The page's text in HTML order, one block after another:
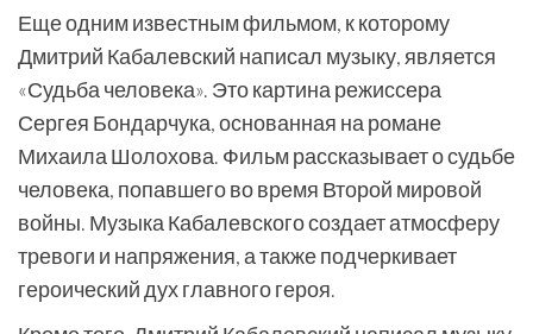
Еще одним известным фильмом, к которому
Дмитрий Кабалевский написал музыку, является
«Судьба человека». Это картина режиссера
Сергея Бондарчука, основанная на романе
Михаила Шолохова. Фильм рассказывает о судьбе
человека, попавшего во время Второй мировой
войны. Музыка Кабалевского создает атмосферу
тревоги и напряжения, а также подчеркивает
героический дух главного героя.